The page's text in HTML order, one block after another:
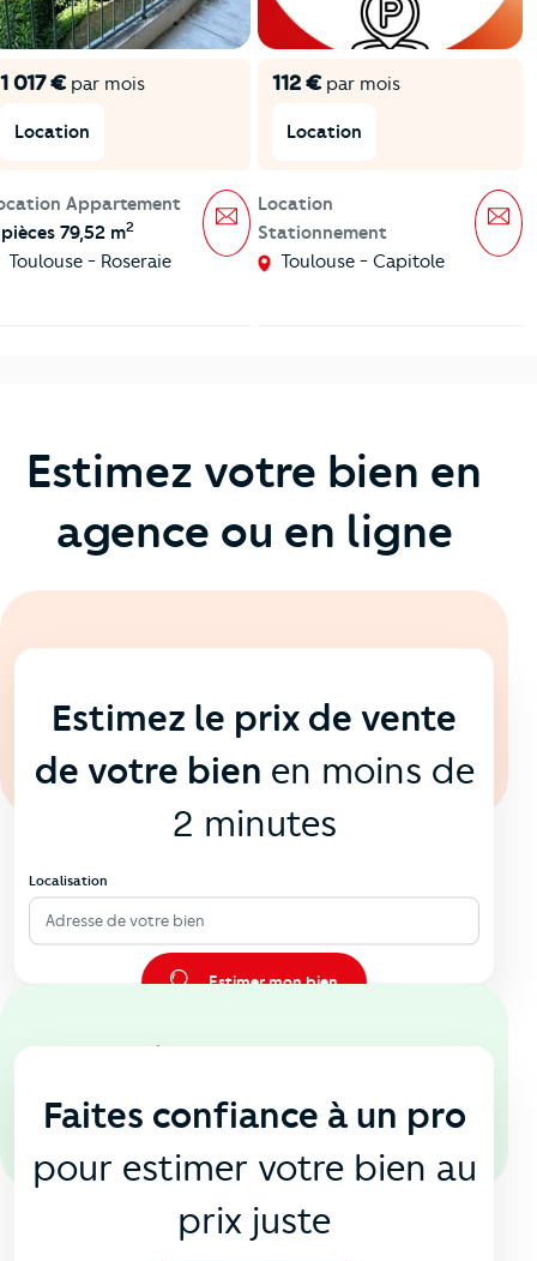
1 017 €par mois
Location
Appartement
79,52 m2
Toulouse - Roseraie
Message
112 €par mois
Location
Location
Stationnement
Toulouse - Capitole
Estimez votre bien en
agence ou en ligne
Estimez le prix de vente
de votre bien en moins de
2 minutes
Localisation
Adresse de votre bien
Estimer mon bien
En agence
Faites confiance à un pro
pour estimer votre bien au
prix juste